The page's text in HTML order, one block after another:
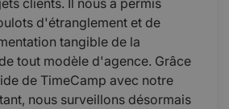
d'étranglement et de
tangible de la
tout modèle d'agence. Grâce
de TimeCamp avec notre
nous surveillons désormais